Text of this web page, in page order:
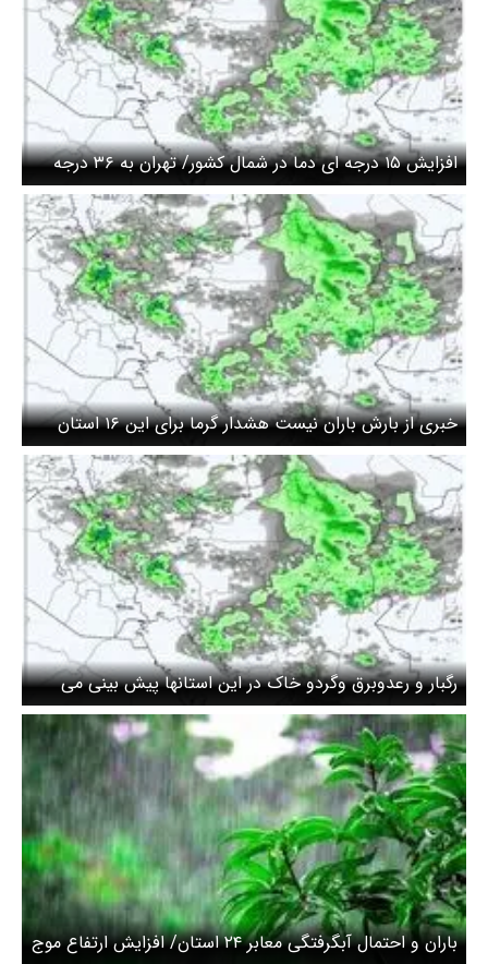
افزایش ۱۵ درجه‌ ای دما در شمال کشور/ تهران به ۳۶ درجه
رسید
خبری از بارش باران نیست هشدار گرما برای این ۱۶ استان
صادر شد
رگبار و رعدوبرق وگردو خاک در این استانها پیش بینی می
شود
باران و احتمال آبگرفتگی معابر ۲۴ استان/ افزایش ارتفاع موج